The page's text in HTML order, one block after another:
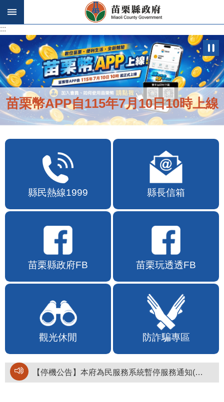
跳到主要內容區塊
:::
苗栗幣APP自115年7月10日10時上線
縣民熱線1999 縣長信箱
苗栗縣政府FB 苗栗玩透透FB
觀光休閒 防詐騙專區